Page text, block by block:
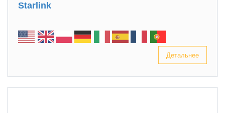
Starlink
Детальнее